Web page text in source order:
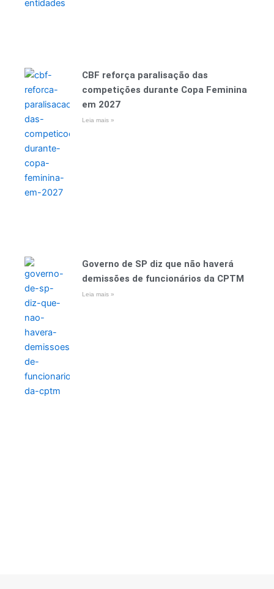
CBF reforça paralisação das
competições durante Copa Feminina
em 2027
Leia mais »
Governo de SP diz que não haverá
demissões de funcionários da CPTM
Leia mais »